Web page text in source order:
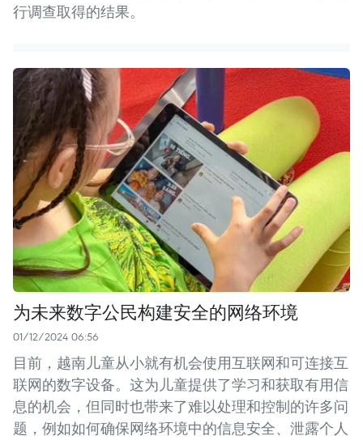
行调查取得的结果。
为未来数字公民构建安全的网络环境
01/12/2024 06:56
目前，越南儿童从小就有机会使用互联网和可连接互
联网的数字设备。这为儿童提供了学习和获取有用信
息的机会，但同时也带来了难以处理和控制的许多问
题，例如如何确保网络环境中的信息安全、泄露个人